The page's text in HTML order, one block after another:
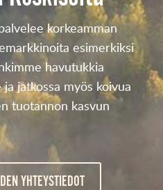
korkeamman
esimerkiksi
havutukkia
jatkossa myös koivua
tuotannon kasvun
YHTEYSTIEDOT